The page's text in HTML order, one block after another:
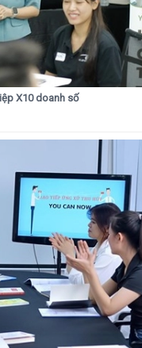
X10 doanh số